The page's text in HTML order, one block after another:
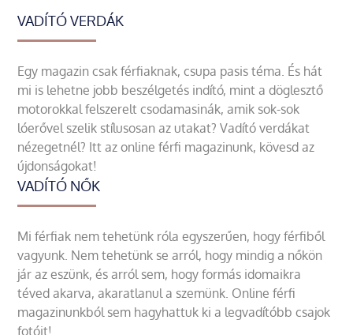
VADÍTÓ VERDÁK
Egy magazin csak férfiaknak, csupa pasis téma. És hát
mi is lehetne jobb beszélgetés indító, mint a döglesztő
motorokkal felszerelt csodamasinák, amik sok-sok
lóerővel szelik stílusosan az utakat? Vadító verdákat
nézegetnél? Itt az online férfi magazinunk, kövesd az
újdonságokat!
VADÍTÓ NŐK
Mi férfiak nem tehetünk róla egyszerűen, hogy férfiből
vagyunk. Nem tehetünk se arról, hogy mindig a nőkön
jár az eszünk, és arról sem, hogy formás idomaikra
téved akarva, akaratlanul a szemünk. Online férfi
magazinunkból sem hagyhattuk ki a legvadítóbb csajok
fotóit!